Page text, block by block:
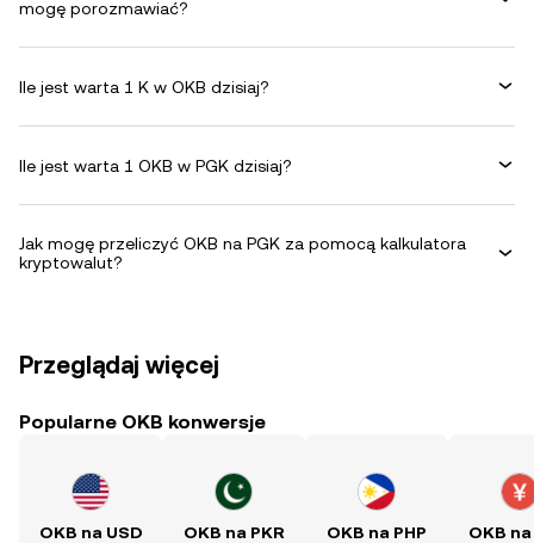
mogę porozmawiać?
Ile jest warta 1 K w OKB dzisiaj?
Ile jest warta 1 OKB w PGK dzisiaj?
Jak mogę przeliczyć OKB na PGK za pomocą kalkulatora
kryptowalut?
Przeglądaj więcej
Popularne OKB konwersje
OKB na USD OKB na PKR OKB na PHP OKB na